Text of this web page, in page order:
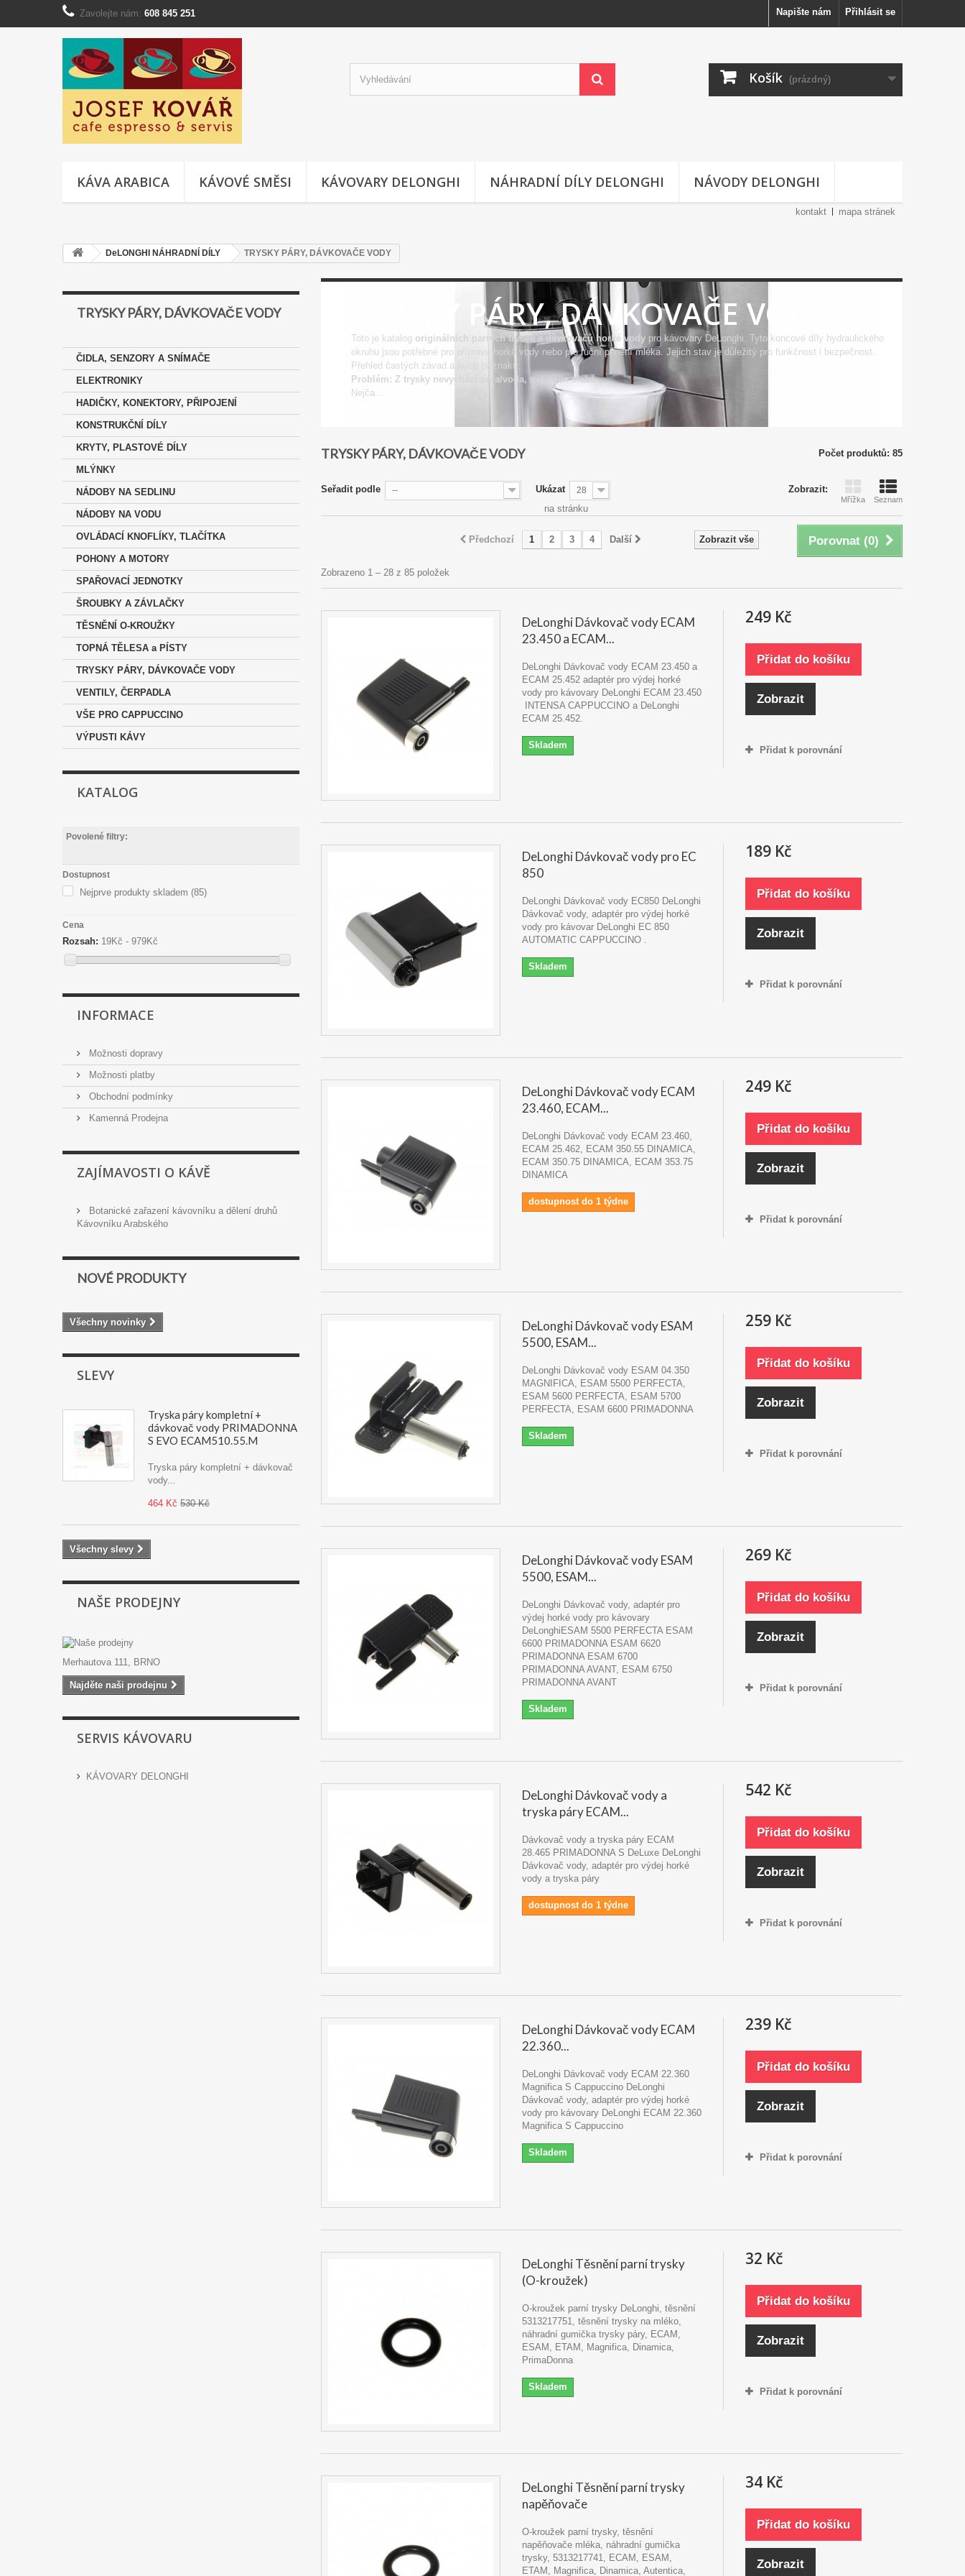
Přihlásit se
Napište nám
Zavolejte nám: 608 845 251
Košík (prázdný)
KÁVA ARABICA KÁVOVÉ SMĚSI KÁVOVARY DELONGHI NÁHRADNÍ DÍLY DELONGHI NÁVODY DELONGHI
kontakt mapa stránek
DeLONGHI NÁHRADNÍ DÍLY TRYSKY PÁRY, DÁVKOVAČE VODY
TRYSKY PÁRY, DÁVKOVAČE VODY
ČIDLA, SENZORY A SNÍMAČE
ELEKTRONIKY
HADIČKY, KONEKTORY, PŘIPOJENÍ
KONSTRUKČNÍ DÍLY
KRYTY, PLASTOVÉ DÍLY
MLÝNKY
NÁDOBY NA SEDLINU
NÁDOBY NA VODU
OVLÁDACÍ KNOFLÍKY, TLAČÍTKA
POHONY A MOTORY
SPAŘOVACÍ JEDNOTKY
ŠROUBKY A ZÁVLAČKY
TĚSNĚNÍ O-KROUŽKY
TOPNÁ TĚLESA a PÍSTY
TRYSKY PÁRY, DÁVKOVAČE VODY
VENTILY, ČERPADLA
VŠE PRO CAPPUCCINO
VÝPUSTI KÁVY
KATALOG
Povolené filtry:
Dostupnost
Nejprve produkty skladem (85)
Cena
Rozsah: 19Kč - 979Kč
INFORMACE
Možnosti dopravy
Možnosti platby
Obchodní podmínky
Kamenná Prodejna
ZAJÍMAVOSTI O KÁVĚ
Botanické zařazení kávovníku a dělení druhů
Kávovníku Arabského
NOVÉ PRODUKTY
Všechny novinky
SLEVY
Tryska páry kompletní +
dávkovač vody PRIMADONNA
S EVO ECAM510.55.M
Tryska páry kompletní + dávkovač
vody...
464 Kč 530 Kč
Všechny slevy
NAŠE PRODEJNY
Merhautova 111, BRNO
Najděte naši prodejnu
SERVIS KÁVOVARU
KÁVOVARY DELONGHI
TRYSKY PÁRY, DÁVKOVAČE VODY
Toto je katalog originálních parních trysek a dávkovačů horké vody pro kávovary DeLonghi. Tyto koncové díly hydraulického
okruhu jsou potřebné pro přípravu horké vody nebo pro ruční pěnění mléka. Jejich stav je důležitý pro funkčnost i bezpečnost.
Přehled častých závad a jejich příznaků:
Problém: Z trysky nevychází pára/voda, nebo jen slabě.
Nejča...
TRYSKY PÁRY, DÁVKOVAČE VODY Počet produktů: 85
Zobrazit:
Mřížka Seznam
Seřadit podle -- Ukázat 28
na stránku
Porovnat (0)
Zobrazit vše
Předchozí 1 2 3 4 Další
Zobrazeno 1 – 28 z 85 položek
DeLonghi Dávkovač vody ECAM
23.450 a ECAM...
DeLonghi Dávkovač vody ECAM 23.450 a
ECAM 25.452 adaptér pro výdej horké
vody pro kávovary DeLonghi ECAM 23.450
INTENSA CAPPUCCINO a DeLonghi
ECAM 25.452.
Skladem
249 Kč
Přidat do košíku
Zobrazit
Přidat k porovnání
DeLonghi Dávkovač vody pro EC
850
DeLonghi Dávkovač vody EC850 DeLonghi
Dávkovač vody, adaptér pro výdej horké
vody pro kávovar DeLonghi EC 850
AUTOMATIC CAPPUCCINO .
Skladem
189 Kč
Přidat do košíku
Zobrazit
Přidat k porovnání
DeLonghi Dávkovač vody ECAM
23.460, ECAM...
DeLonghi Dávkovač vody ECAM 23.460,
ECAM 25.462, ECAM 350.55 DINAMICA,
ECAM 350.75 DINAMICA, ECAM 353.75
DINAMICA
dostupnost do 1 týdne
249 Kč
Přidat do košíku
Zobrazit
Přidat k porovnání
DeLonghi Dávkovač vody ESAM
5500, ESAM...
DeLonghi Dávkovač vody ESAM 04.350
MAGNIFICA, ESAM 5500 PERFECTA,
ESAM 5600 PERFECTA, ESAM 5700
PERFECTA, ESAM 6600 PRIMADONNA
Skladem
259 Kč
Přidat do košíku
Zobrazit
Přidat k porovnání
DeLonghi Dávkovač vody ESAM
5500, ESAM...
DeLonghi Dávkovač vody, adaptér pro
výdej horké vody pro kávovary
DeLonghiESAM 5500 PERFECTA ESAM
6600 PRIMADONNA ESAM 6620
PRIMADONNA ESAM 6700
PRIMADONNA AVANT, ESAM 6750
PRIMADONNA AVANT
Skladem
269 Kč
Přidat do košíku
Zobrazit
Přidat k porovnání
DeLonghi Dávkovač vody a
tryska páry ECAM...
Dávkovač vody a tryska páry ECAM
28.465 PRIMADONNA S DeLuxe DeLonghi
Dávkovač vody, adaptér pro výdej horké
vody a tryska páry
dostupnost do 1 týdne
542 Kč
Přidat do košíku
Zobrazit
Přidat k porovnání
DeLonghi Dávkovač vody ECAM
22.360...
DeLonghi Dávkovač vody ECAM 22.360
Magnifica S Cappuccino DeLonghi
Dávkovač vody, adaptér pro výdej horké
vody pro kávovary DeLonghi ECAM 22.360
Magnifica S Cappuccino
Skladem
239 Kč
Přidat do košíku
Zobrazit
Přidat k porovnání
DeLonghi Těsnění parní trysky
(O-kroužek)
O-kroužek parní trysky DeLonghi, těsnění
5313217751, těsnění trysky na mléko,
náhradní gumička trysky páry, ECAM,
ESAM, ETAM, Magnifica, Dinamica,
PrimaDonna
Skladem
32 Kč
Přidat do košíku
Zobrazit
Přidat k porovnání
DeLonghi Těsnění parní trysky
napěňovače
O-kroužek parní trysky, těsnění
napěňovače mléka, náhradní gumička
trysky, 5313217741, ECAM, ESAM,
ETAM, Magnifica, Dinamica, Autentica,
34 Kč
Přidat do košíku
Zobrazit